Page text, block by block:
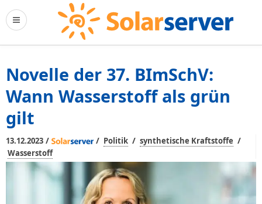
Novelle der 37. BImSchV:
Wann Wasserstoff als grün
gilt
13.12.2023 / / Politik / synthetische Kraftstoffe /
Wasserstoff